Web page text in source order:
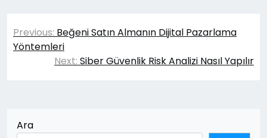
Yazı
gezinmesi
Previous: Beğeni Satın Almanın Dijital Pazarlama
Yöntemleri
Next: Siber Güvenlik Risk Analizi Nasıl Yapılır
Ara